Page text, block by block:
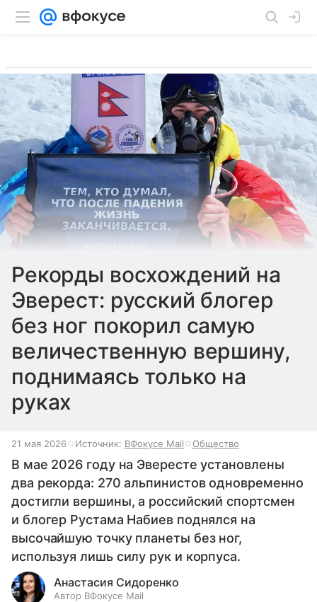
Рекорды восхождений на
Эверест: русский блогер
без ног покорил самую
величественную вершину,
поднимаясь только на
руках
21 мая 2026 Источник: ВФокусе Mail Общество
В мае 2026 году на Эвересте установлены
два рекорда: 270 альпинистов одновременно
достигли вершины, а российский спортсмен
и блогер Рустама Набиев поднялся на
высочайшую точку планеты без ног,
используя лишь силу рук и корпуса.
Анастасия Сидоренко
Автор ВФокусе Mail